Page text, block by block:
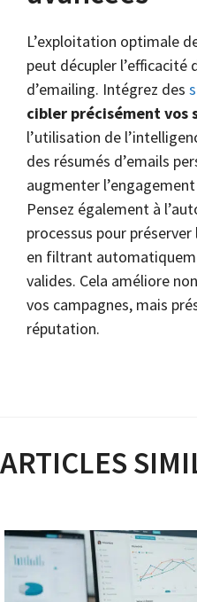
L’exploitation optimale
peut décupler l’efficacité
d’emailing. Intégrez des
cibler précisément vos
l’utilisation de
des résumés d’emails
augmenter
Pensez également à
processus pour
en filtrant
valides. Cela améliore
vos campagnes, mais
réputation.
ARTICLES